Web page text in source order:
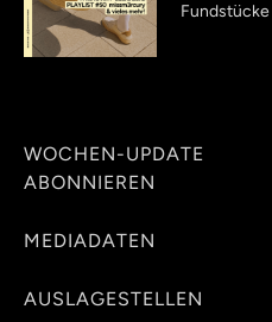
WOCHEN-UPDATE
ABONNIEREN
MEDIADATEN
AUSLAGESTELLEN